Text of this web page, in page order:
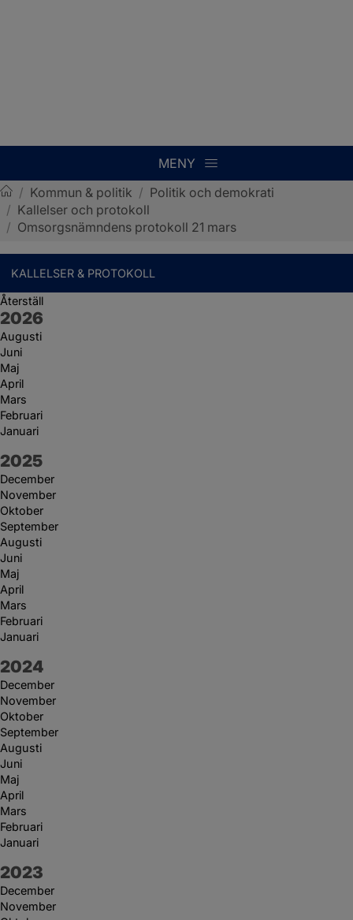
MENY
Sotenäs kommun
/ Kommun & politik / Politik och demokrati
/ Kallelser och protokoll
/ Omsorgsnämndens protokoll 21 mars
KALLELSER & PROTOKOLL
Återställ
År:
2026
Augusti
Juni
Maj
April
Mars
Februari
Januari
År:
2025
December
November
Oktober
September
Augusti
Juni
Maj
April
Mars
Februari
Januari
År:
2024
December
November
Oktober
September
Augusti
Juni
Maj
April
Mars
Februari
Januari
År:
2023
December
November